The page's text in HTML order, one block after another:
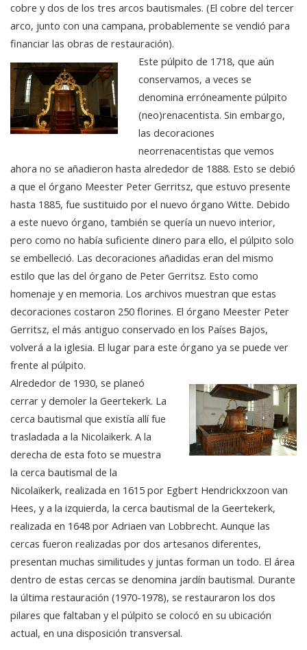
cobre y dos de los tres arcos bautismales. (El cobre del tercer
arco, junto con una campana, probablemente se vendió para
financiar las obras de restauración).
Este púlpito de 1718, que aún
conservamos, a veces se
denomina erróneamente púlpito
(neo)renacentista. Sin embargo,
las decoraciones
neorrenacentistas que vemos
ahora no se añadieron hasta alrededor de 1888. Esto se debió
a que el órgano Meester Peter Gerritsz, que estuvo presente
hasta 1885, fue sustituido por el nuevo órgano Witte. Debido
a este nuevo órgano, también se quería un nuevo interior,
pero como no había suficiente dinero para ello, el púlpito solo
se embelleció. Las decoraciones añadidas eran del mismo
estilo que las del órgano de Peter Gerritsz. Esto como
homenaje y en memoria. Los archivos muestran que estas
decoraciones costaron 250 florines. El órgano Meester Peter
Gerritsz, el más antiguo conservado en los Países Bajos,
volverá a la iglesia. El lugar para este órgano ya se puede ver
frente al púlpito.
Alrededor de 1930, se planeó
cerrar y demoler la Geertekerk. La
cerca bautismal que existía allí fue
trasladada a la Nicolaïkerk. A la
derecha de esta foto se muestra
la cerca bautismal de la
Nicolaïkerk, realizada en 1615 por Egbert Hendrickxzoon van
Hees, y a la izquierda, la cerca bautismal de la Geertekerk,
realizada en 1648 por Adriaen van Lobbrecht. Aunque las
cercas fueron realizadas por dos artesanos diferentes,
presentan muchas similitudes y juntas forman un todo. El área
dentro de estas cercas se denomina jardín bautismal. Durante
la última restauración (1970-1978), se restauraron los dos
pilares que faltaban y el púlpito se colocó en su ubicación
actual, en una disposición transversal.